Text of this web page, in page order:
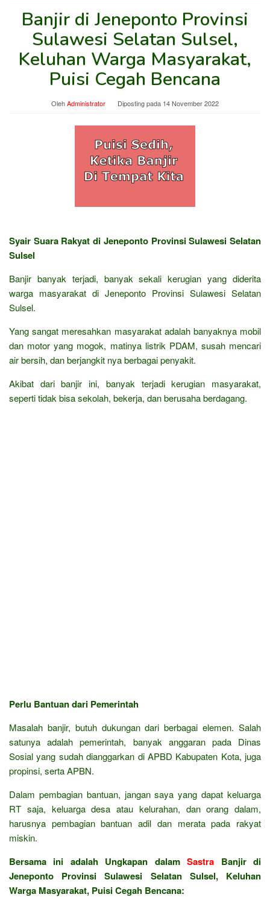
Banjir di Jeneponto Provinsi
Sulawesi Selatan Sulsel,
Keluhan Warga Masyarakat,
Puisi Cegah Bencana
OlehAdministrator Diposting pada 14 November 2022
Syair Suara Rakyat di Jeneponto Provinsi Sulawesi Selatan
Sulsel
Banjir banyak terjadi, banyak sekali kerugian yang diderita
warga masyarakat di Jeneponto Provinsi Sulawesi Selatan
Sulsel.
Yang sangat meresahkan masyarakat adalah banyaknya mobil
dan motor yang mogok, matinya listrik PDAM, susah mencari
air bersih, dan berjangkit nya berbagai penyakit.
Akibat dari banjir ini, banyak terjadi kerugian masyarakat,
seperti tidak bisa sekolah, bekerja, dan berusaha berdagang.
Perlu Bantuan dari Pemerintah
Masalah banjir, butuh dukungan dari berbagai elemen. Salah
satunya adalah pemerintah, banyak anggaran pada Dinas
Sosial yang sudah dianggarkan di APBD Kabupaten Kota, juga
propinsi, serta APBN.
Dalam pembagian bantuan, jangan saya yang dapat keluarga
RT saja, keluarga desa atau kelurahan, dan orang dalam,
harusnya pembagian bantuan adil dan merata pada rakyat
miskin.
Bersama ini adalah Ungkapan dalamSastra Banjir di
Jeneponto Provinsi Sulawesi Selatan Sulsel, Keluhan
Warga Masyarakat, Puisi Cegah Bencana: